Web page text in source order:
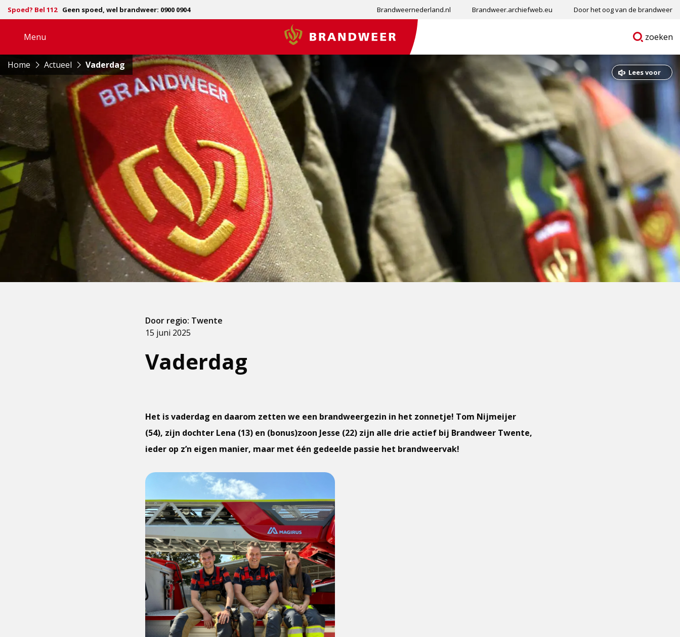
Spoed? Bel 112 Geen spoed, wel brandweer: 0900 0904 Brandweernederland.nl Brandweer.archiefweb.eu Door het oog van de brandweer
Menu
navigatie
Brandweer
Ga
zoeken
Home Actueel Vaderdag
Lees voor
Vaderdag
15 juni 2025
Door regio: Twente
Het is vaderdag en daarom zetten we een brandweergezin in het zonnetje! Tom Nijmeijer
(54), zijn dochter Lena (13) en (bonus)zoon Jesse (22) zijn alle drie actief bij Brandweer Twente,
ieder op z’n eigen manier, maar met één gedeelde passie het brandweervak!